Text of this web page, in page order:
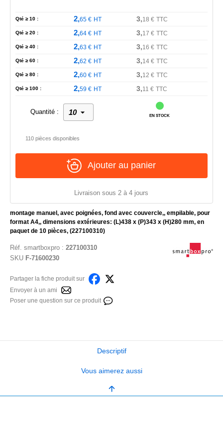
montage manuel, avec poignées, fond avec couvercle,, empilable, pour
format A4,, dimensions extérieures: (L)438 x (P)343 x (H)280 mm, en
paquet de 10 pièces, (227100310)
Réf. smartboxpro: 227100310
SKU F-71600230
Partager la fiche produit sur
Envoyer à un ami
Poser une question sur ce produit
Qté ≥ 10 : 2,65€ HT 3,18 € TTC
Qté ≥ 20 : 2,64€ HT 3,17 € TTC
Qté ≥ 40 : 2,63€ HT 3,16 € TTC
Qté ≥ 60 : 2,62 € HT 3,14€ TTC
Qté ≥ 80 : 2,60€ HT 3,12 € TTC
Qté ≥ 100 : 2,59€ HT 3,11 € TTC
Quantité :
EN STOCK
110 pièces disponibles
Ajouter au panier
Livraison sous 2 à 4 jours
Descriptif
Vous aimerez aussi